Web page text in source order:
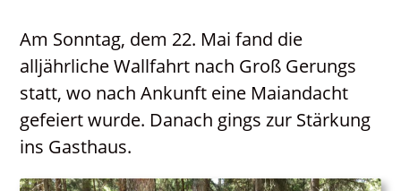
Gottesdienstordnung
Kontakt
Neuigkeiten
Am Sonntag, dem 22. Mai fand die
alljährliche Wallfahrt nach Groß Gerungs
statt, wo nach Ankunft eine Maiandacht
gefeiert wurde. Danach gings zur Stärkung
ins Gasthaus.